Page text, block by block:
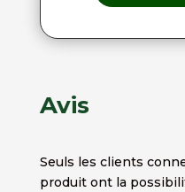
Avis
Seuls les clients
produit ont la